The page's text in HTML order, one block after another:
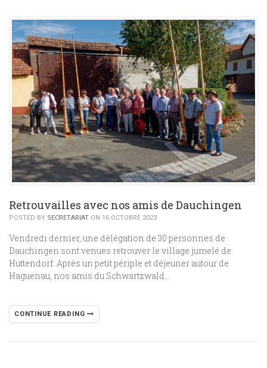
Retrouvailles avec nos amis de Dauchingen
POSTED BY SECRETARIAT ON 16 OCTOBRE 2023
Vendredi dernier, une délégation de 30 personnes de
Dauchingen sont venues retrouver le village jumelé de
Huttendorf. Après un petit périple et déjeuner autour de
Haguenau, nos amis du Schwartzwald…
CONTINUE READING